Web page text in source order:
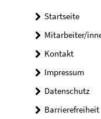
Startseite
Mitarbeiter/
Kontakt
Impressum
Datenschutz
Barrierefreiheit